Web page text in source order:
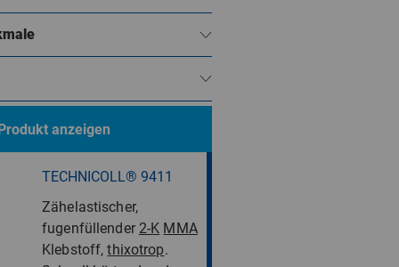
anzeigen
TECHNICOLL® 9411
Zähelastischer,
fugenfüllender 2-K MMA
Klebstoff,thixotrop.